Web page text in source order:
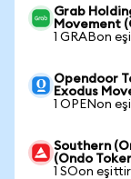
Grab
Movement
1 GRABon
Opendoor
Exodus
1 OPENon
Southern
(Ondo
1 SOon